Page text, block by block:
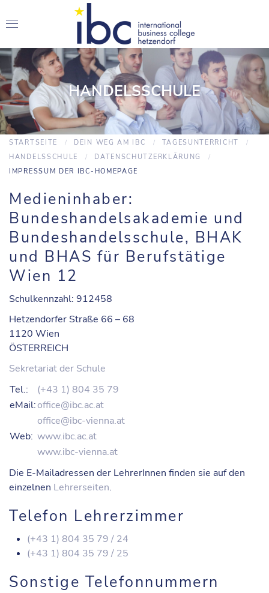
HANDELSSCHULE
STARTSEITE DEIN WEG AM IBC
TAGESUNTERRICHT
HANDELSSCHULE
DATENSCHUTZERKLÄRUNG
IMPRESSUM DER IBC-HOMEPAGE
Medieninhaber:
Bundeshandelsakademie und
Bundeshandelsschule, BHAK
und BHAS für Berufstätige
Wien 12
Schulkennzahl: 912458
Hetzendorfer Straße 66 – 68
1120 Wien
ÖSTERREICH
Sekretariat der Schule
Tel.:
(+43 1) 804 35 79
eMail:office@ibc.ac.at
office@ibc-vienna.at
Web: www.ibc.ac.at
www.ibc-vienna.at
Die E-Mailadressen der LehrerInnen finden sie auf den
einzelnen Lehrerseiten.
Telefon Lehrerzimmer
(+43 1) 804 35 79 / 24
(+43 1) 804 35 79 / 25
Sonstige Telefonnummern